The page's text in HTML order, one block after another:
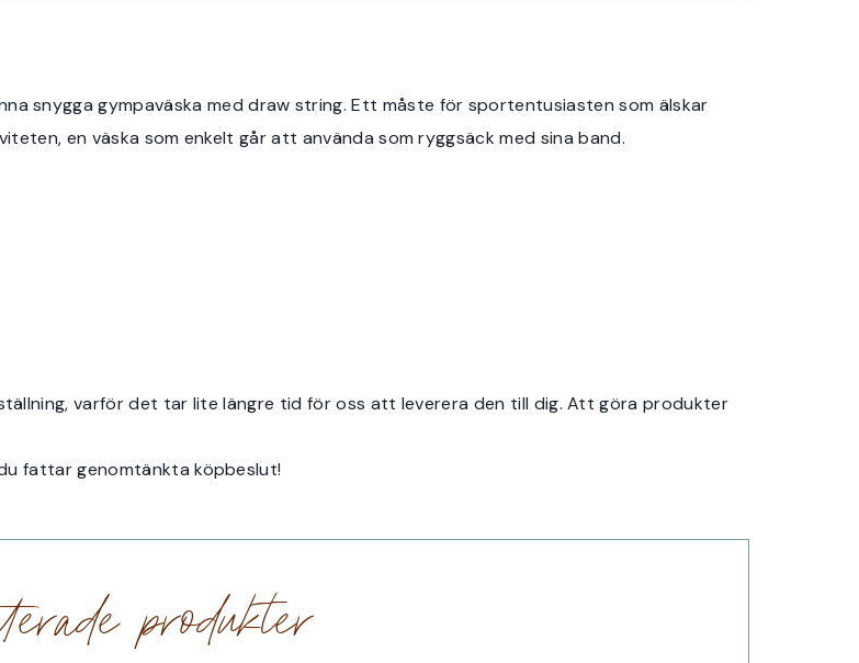
snygga gympaväska med draw string. Ett måste för sportentusiasten som älskar
en väska som enkelt går att använda som ryggsäck med sina band.
varför det tar lite längre tid för oss att leverera den till dig. Att göra produkter
fattar genomtänkta köpbeslut!
produkter